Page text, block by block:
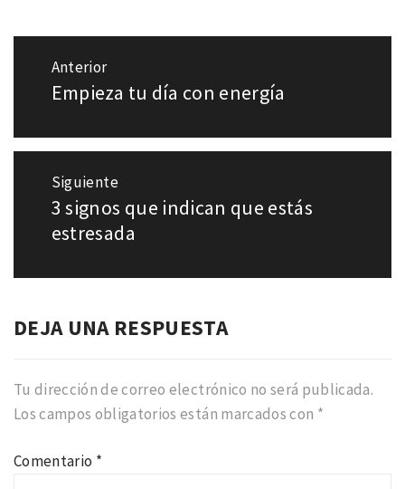
Navegación
entradas
Anterior
Entrada
Empieza tu día con energía
Siguiente
Entrada
siguiente:
3 signos que indican que estás
estresada
DEJA UNA RESPUESTA
Tu dirección de correo electrónico no será publicada.
Los campos obligatorios están marcados con *
Comentario *